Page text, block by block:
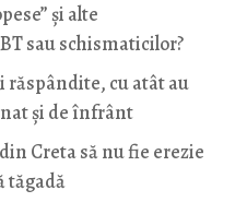
și alte
sau schismaticilor?
răspândite, cu atât au
și de înfrânt
Creta să nu fie erezie
tăgadă